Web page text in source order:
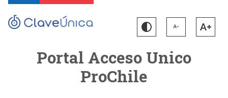
Portal Acceso Unico
ProChile